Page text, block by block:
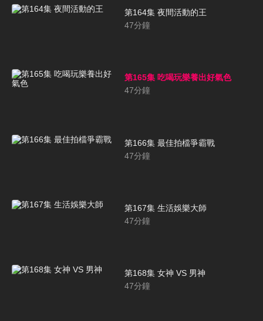
第164集 夜間活動的王
47分鐘
第165集 吃喝玩樂養出好氣色
47分鐘
第166集 最佳拍檔爭霸戰
47分鐘
第167集 生活娛樂大師
47分鐘
第168集 女神 VS 男神
47分鐘